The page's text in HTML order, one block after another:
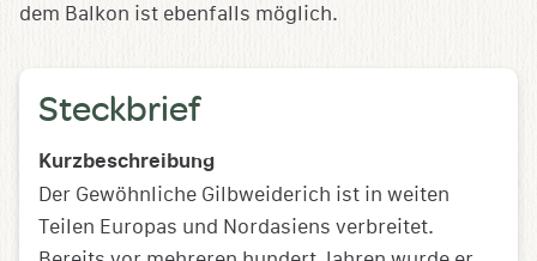
dem Balkon ist ebenfalls möglich.
Steckbrief
Kurzbeschreibung
Der Gewöhnliche Gilbweiderich ist in weiten
Teilen Europas und Nordasiens verbreitet.